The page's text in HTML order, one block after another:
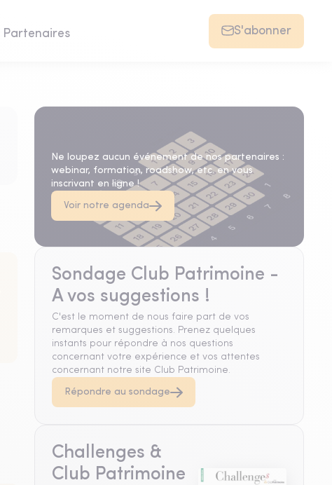
Partenaires S'abonner
Ne loupez aucun événement de nos partenaires :
webinar, formation, roadshow, etc. en vous
inscrivant en ligne !
Voir notre agenda
Sondage Club Patrimoine -
A vos suggestions !
C'est le moment de nous faire part de vos
remarques et suggestions. Prenez quelques
instants pour répondre à nos questions
concernant votre expérience et vos attentes
concernant notre site Club Patrimoine.
Répondre au sondage
Challenges &
Club Patrimoine